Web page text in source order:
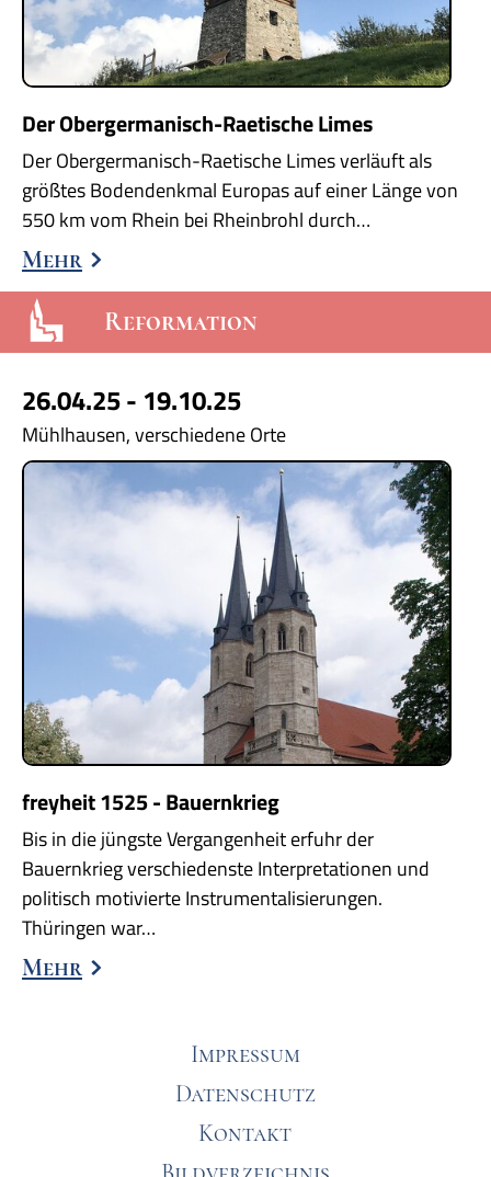
Der Obergermanisch-Raetische Limes
Der Obergermanisch-Raetische Limes verläuft als
größtes Bodendenkmal Europas auf einer Länge von
550 km vom Rhein bei Rheinbrohl durch…
Mehr
Reformation
26.04.25 - 19.10.25
Mühlhausen, verschiedene Orte
freyheit 1525 - Bauernkrieg
Bis in die jüngste Vergangenheit erfuhr der
Bauernkrieg verschiedenste Interpretationen und
politisch motivierte Instrumentalisierungen.
Thüringen war…
Mehr
Impressum
Datenschutz
Kontakt